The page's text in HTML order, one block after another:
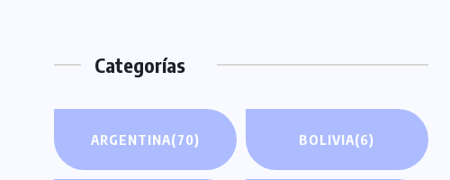
Categorías
ARGENTINA(70) BOLIVIA(6)